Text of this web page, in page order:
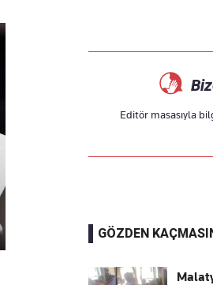
Editör masasıyla
GÖZDEN